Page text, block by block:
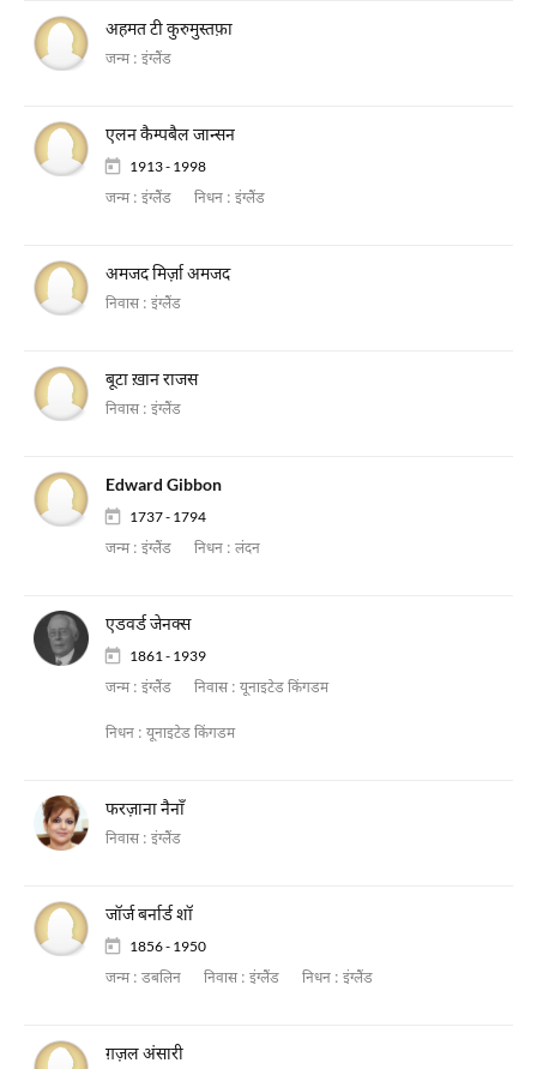
अहमत टी कुरुमुस्तफ़ा
जन्म : इंग्लैंड
एलन कैम्पबैल जान्सन
1913 - 1998
जन्म : इंग्लैंड निधन : इंग्लैंड
अमजद मिर्ज़ा अमजद
निवास : इंग्लैंड
बूटा ख़ान राजस
निवास : इंग्लैंड
Edward Gibbon
1737 - 1794
जन्म : इंग्लैंड निधन : लंदन
एडवर्ड जेनक्स
1861 - 1939
जन्म : इंग्लैंड निवास : यूनाइटेड किंगडम
निधन : यूनाइटेड किंगडम
फरज़ाना नैनाँ
निवास : इंग्लैंड
जॉर्ज बर्नार्ड शॉ
1856 - 1950
जन्म : डबलिन निवास : इंग्लैंड निधन : इंग्लैंड
ग़ज़ल अंसारी